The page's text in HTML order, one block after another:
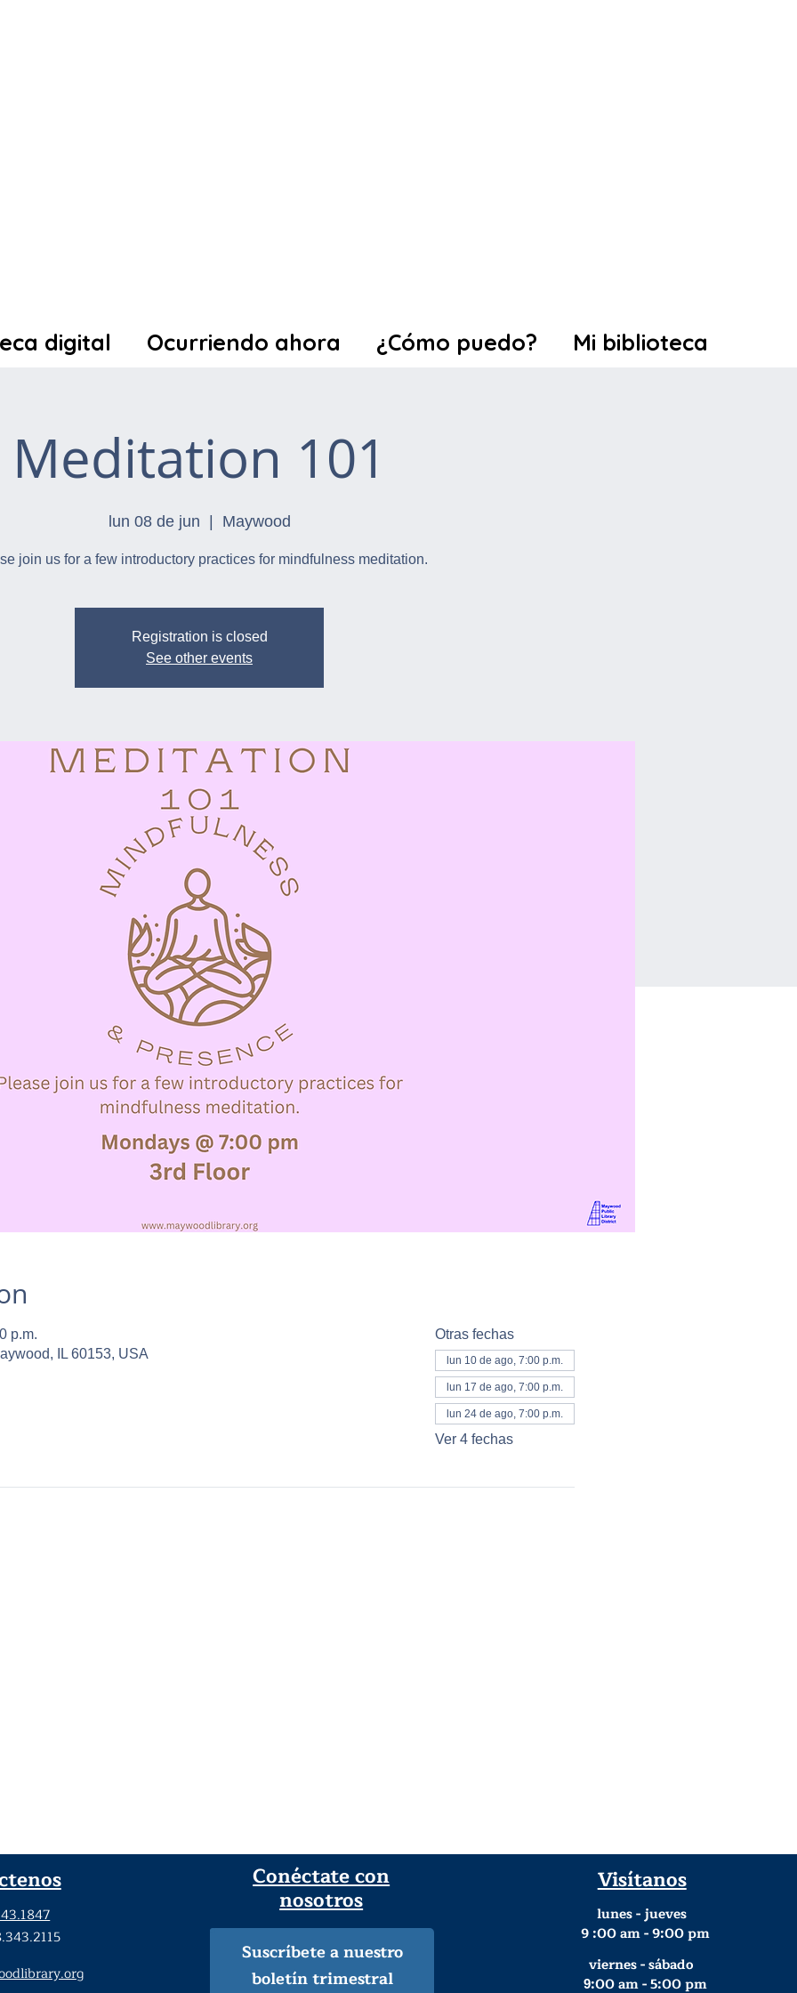
digital Ocurriendo ahora ¿Cómo puedo? Mi biblioteca
Meditation 101
lun 08 de jun Maywood
join us for a few introductory practices for mindfulness meditation.
Registration is closed
See other events
p.m.
IL 60153, USA
Otras fechas
lun 10 de ago, 7:00 p.m.
lun 17 de ago, 7:00 p.m.
lun 24 de ago, 7:00 p.m.
Ver 4 fechas
Conéctate con
nosotros
Suscríbete a nuestro
boletín trimestral
Visítanos
lunes - jueves
9 :00 am - 9:00 pm
viernes - sábado
9:00 am - 5:00 pm